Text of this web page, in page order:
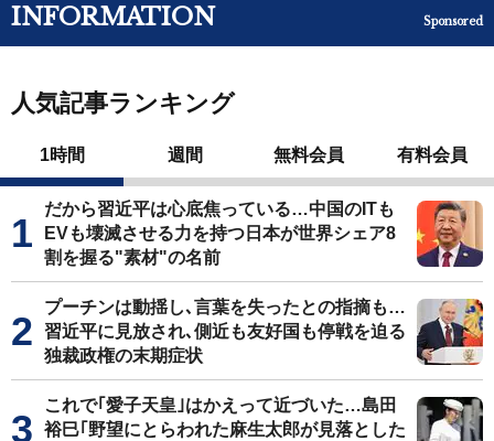
INFORMATION Sponsored
人気記事ランキング
1時間 週間 無料会員 有料会員
だから習近平は心底焦っている…中国のITも
EVも壊滅させる力を持つ日本が世界シェア8
割を握る"素材"の名前
プーチンは動揺し､言葉を失ったとの指摘も…
習近平に見放され､側近も友好国も停戦を迫る
独裁政権の末期症状
これで｢愛子天皇｣はかえって近づいた…島田
裕巳｢野望にとらわれた麻生太郎が見落とした